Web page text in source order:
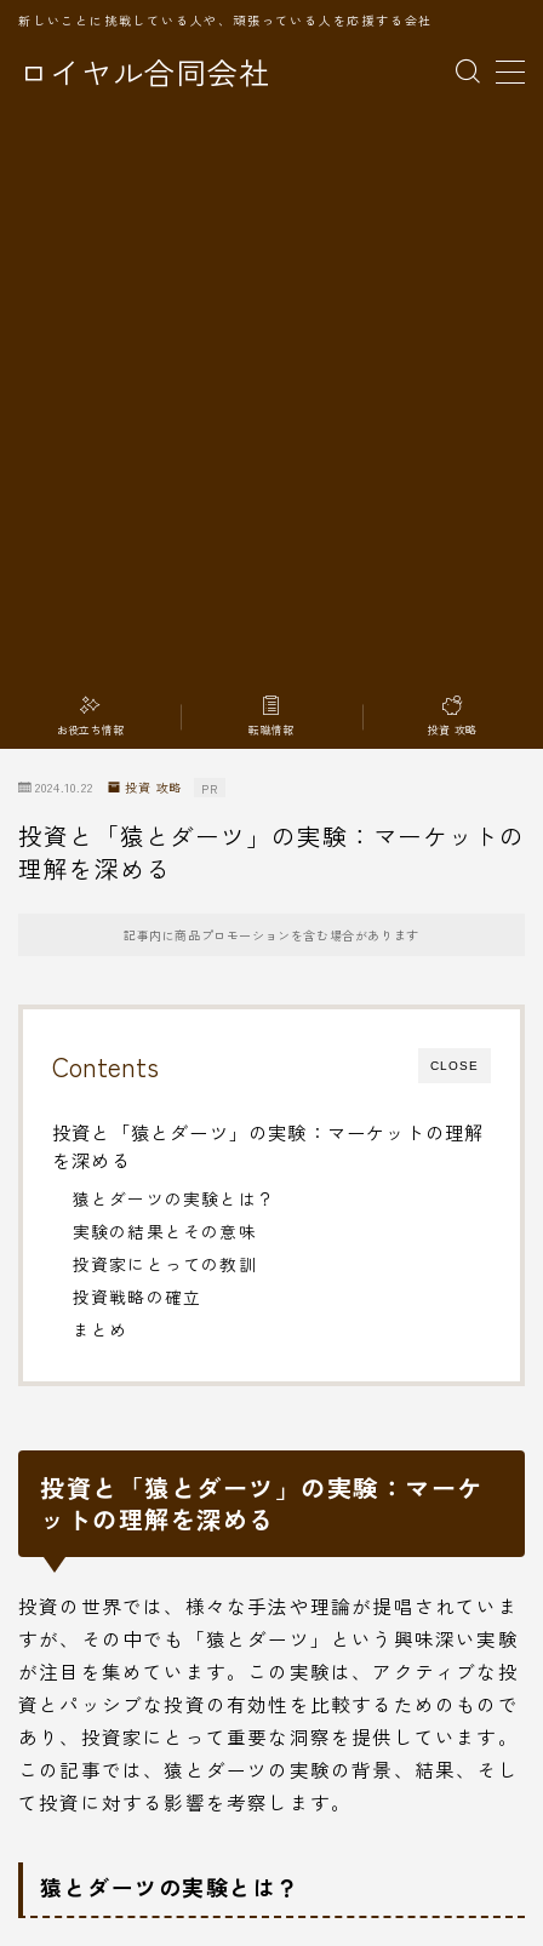
ロイヤル合同会社
新しいことに挑戦している人や、頑張っている人を応援する会社
MENU
お役立ち情報 転職情報 投資 攻略
2024.10.22 投資 攻略 PR
投資と「猿とダーツ」の実験：マーケットの
理解を深める
記事内に商品プロモーションを含む場合があります
CLOSE
Contents
投資と「猿とダーツ」の実験：マーケットの理解
を深める
猿とダーツの実験とは？
実験の結果とその意味
投資家にとっての教訓
投資戦略の確立
まとめ
投資と「猿とダーツ」の実験：マーケ
ットの理解を深める
投資の世界では、様々な手法や理論が提唱されていま
すが、その中でも「猿とダーツ」という興味深い実験
が注目を集めています。この実験は、アクティブな投
資とパッシブな投資の有効性を比較するためのもので
あり、投資家にとって重要な洞察を提供しています。
この記事では、猿とダーツの実験の背景、結果、そし
て投資に対する影響を考察します。
猿とダーツの実験とは？